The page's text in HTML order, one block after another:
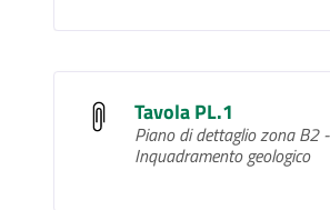
Tavola PL.1
Piano di dettaglio zona B2 -
Inquadramento geologico